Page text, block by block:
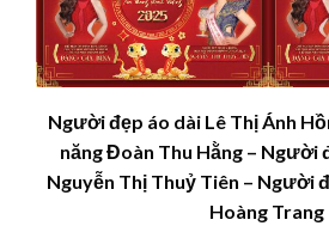
Người đẹp áo dài Lê Thị Ánh
năng Đoàn Thu Hằng – Người
Nguyễn Thị Thuỷ Tiên – Người
Hoàng Trang